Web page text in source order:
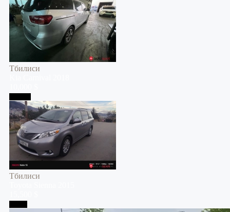
Тбилиси
Тбилиси